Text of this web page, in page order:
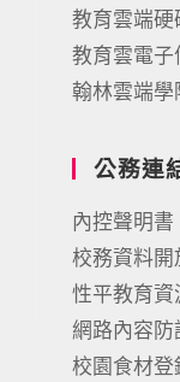
教育雲端硬
教育雲電子
翰林雲端學
公務連
內控聲明書
校務資料開
性平教育
網路內容
校園食材登